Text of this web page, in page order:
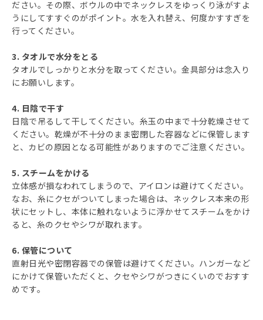
ださい。その際、ボウルの中でネックレスをゆっくり泳がすよ
うにしてすすぐのがポイント。水を入れ替え、何度かすすぎを
行ってください。
3. タオルで水分をとる
タオルでしっかりと水分を取ってください。金具部分は念入り
にお願いします。
4. 日陰で干す
日陰で吊るして干してください。糸玉の中まで十分乾燥させて
ください。乾燥が不十分のまま密閉した容器などに保管します
と、カビの原因となる可能性がありますのでご注意ください。
5. スチームをかける
立体感が損なわれてしまうので、アイロンは避けてください。
なお、糸にクセがついてしまった場合は、ネックレス本来の形
状にセットし、本体に触れないように浮かせてスチームをかけ
ると、糸のクセやシワが取れます。
6. 保管について
直射日光や密閉容器での保管は避けてください。ハンガーなど
にかけて保管いただくと、クセやシワがつきにくいのでおすす
めです。